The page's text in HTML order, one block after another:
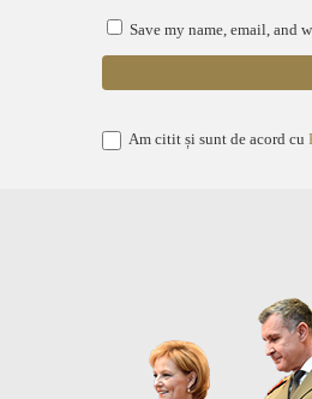
Save my name, email, and
Am citit și sunt de acord cu